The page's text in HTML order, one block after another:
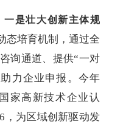
一是壮大创新主体规
态培育机制，通过全
询通道、提供“一对
力企业申报。今年
家高新技术企业认
，为区域创新驱动发